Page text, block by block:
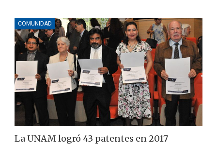
COMUNIDAD
La UNAM logró 43 patentes en 2017